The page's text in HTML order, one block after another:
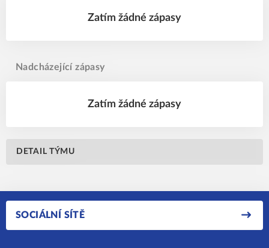
Zatím žádné zápasy
Nadcházející zápasy
Zatím žádné zápasy
DETAIL TÝMU
SOCIÁLNÍ SÍTĚ